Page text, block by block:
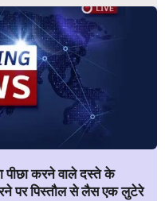
पीछा करने वाले दस्ते के
पर पिस्तौल से लैस एक लुटेरे